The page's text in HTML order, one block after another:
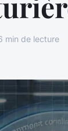
min de lecture